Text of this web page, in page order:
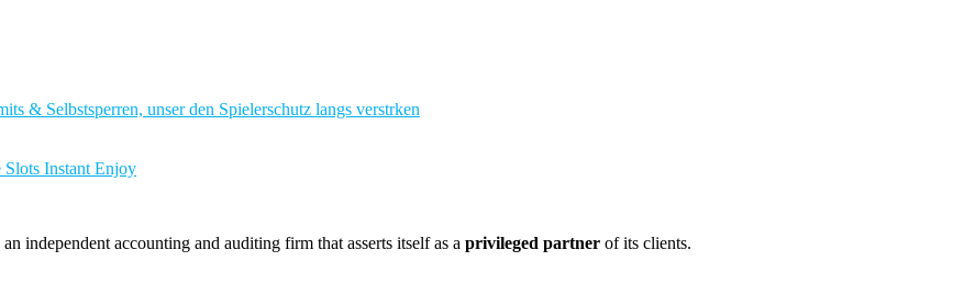
& Selbstsperren, unser den Spielerschutz langs verstrken
Instant Enjoy
independent accounting and auditing firm that asserts itself as a privileged partner of its clients.